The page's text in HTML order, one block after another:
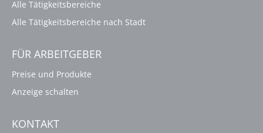
Alle Tätigkeitsbereiche
Alle Tätigkeitsbereiche nach Stadt
FÜR ARBEITGEBER
Preise und Produkte
Anzeige schalten
KONTAKT